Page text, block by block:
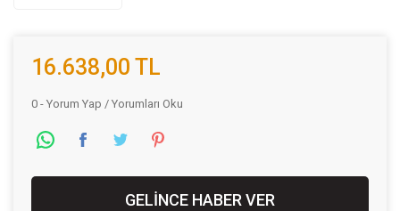
16.638,00 TL
0 - Yorum Yap / Yorumları Oku
GELİNCE HABER VER